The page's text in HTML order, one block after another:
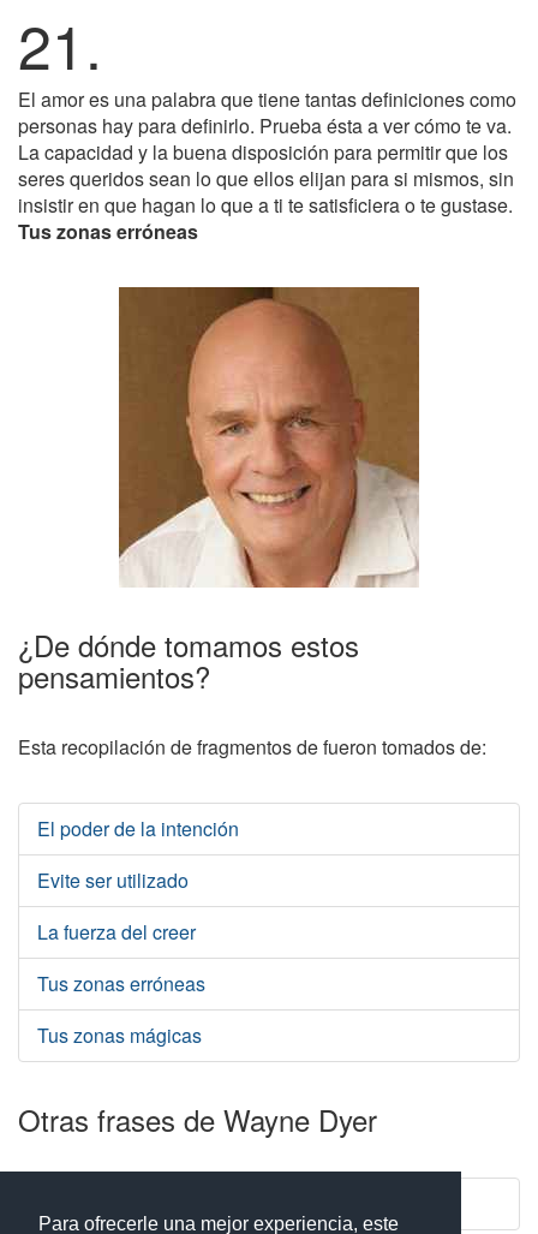
Para ofrecerle una mejor experiencia, este
21.
El amor es una palabra que tiene tantas definiciones como
personas hay para definirlo. Prueba ésta a ver cómo te va.
La capacidad y la buena disposición para permitir que los
seres queridos sean lo que ellos elijan para si mismos, sin
insistir en que hagan lo que a ti te satisficiera o te gustase.
Tus zonas erróneas
¿De dónde tomamos estos
pensamientos?
Esta recopilación de fragmentos de fueron tomados de:
El poder de la intención
Evite ser utilizado
La fuerza del creer
Tus zonas erróneas
Tus zonas mágicas
Otras frases de Wayne Dyer